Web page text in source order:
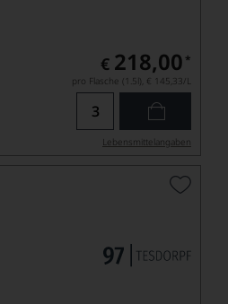
€ 218,00 *
pro Flasche (1.5l), € 145,33/L
Lebensmittel­angaben